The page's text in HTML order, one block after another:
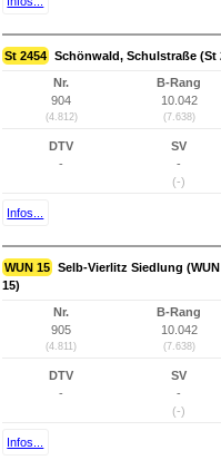
St 2454 Schönwald, Schulstraße (St
Nr.
904
(4.812)
B-Rang
10.042
(7.638)
DTV
-
SV
-
(-)
Infos...
WUN 15 Selb-Vierlitz Siedlung
15)
Nr.
905
(4.811)
B-Rang
10.042
(7.638)
DTV
-
SV
-
(-)
Infos...